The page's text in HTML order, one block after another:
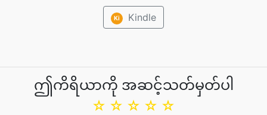
Ki Kindle
ဤကိရိယာကို အဆင့်သတ်မှတ်ပါ
☆
☆
☆
☆
☆